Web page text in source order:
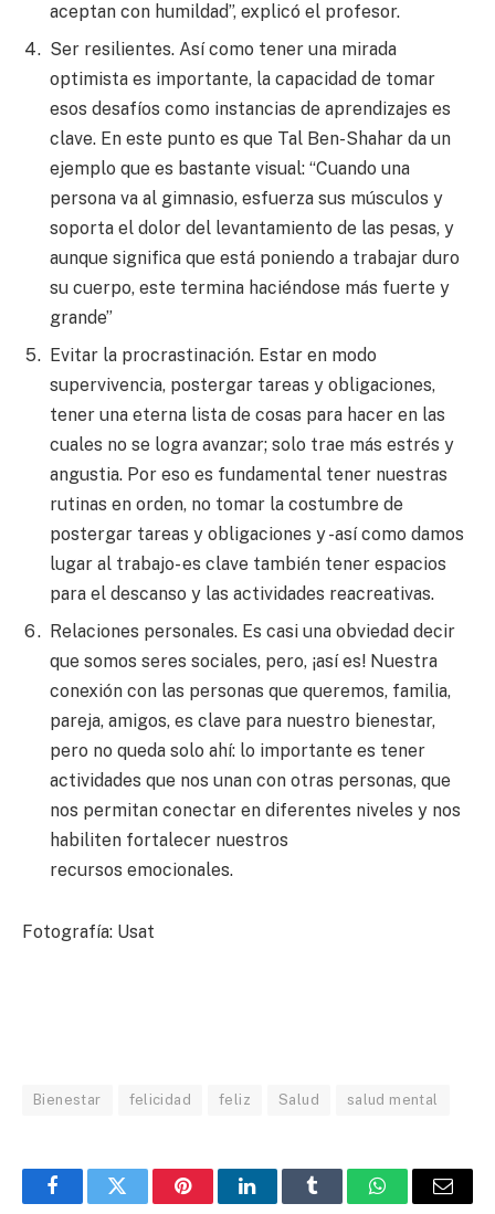
aceptan con humildad”, explicó el profesor.
Ser resilientes. Así como tener una mirada
optimista es importante, la capacidad de tomar
esos desafíos como instancias de aprendizajes es
clave. En este punto es que Tal Ben-Shahar da un
ejemplo que es bastante visual: “Cuando una
persona va al gimnasio, esfuerza sus músculos y
soporta el dolor del levantamiento de las pesas, y
aunque significa que está poniendo a trabajar duro
su cuerpo, este termina haciéndose más fuerte y
grande”
Evitar la procrastinación. Estar en modo
supervivencia, postergar tareas y obligaciones,
tener una eterna lista de cosas para hacer en las
cuales no se logra avanzar; solo trae más estrés y
angustia. Por eso es fundamental tener nuestras
rutinas en orden, no tomar la costumbre de
postergar tareas y obligaciones y -así como damos
lugar al trabajo- es clave también tener espacios
para el descanso y las actividades reacreativas.
Relaciones personales. Es casi una obviedad decir
que somos seres sociales, pero, ¡así es! Nuestra
conexión con las personas que queremos, familia,
pareja, amigos, es clave para nuestro bienestar,
pero no queda solo ahí: lo importante es tener
actividades que nos unan con otras personas, que
nos permitan conectar en diferentes niveles y nos
habiliten fortalecer nuestros
recursos emocionales.
Fotografía: Usat
Bienestar felicidad feliz Salud salud mental
FacebookTwitter PinterestLinkedInTumblr WhatsAppEmail